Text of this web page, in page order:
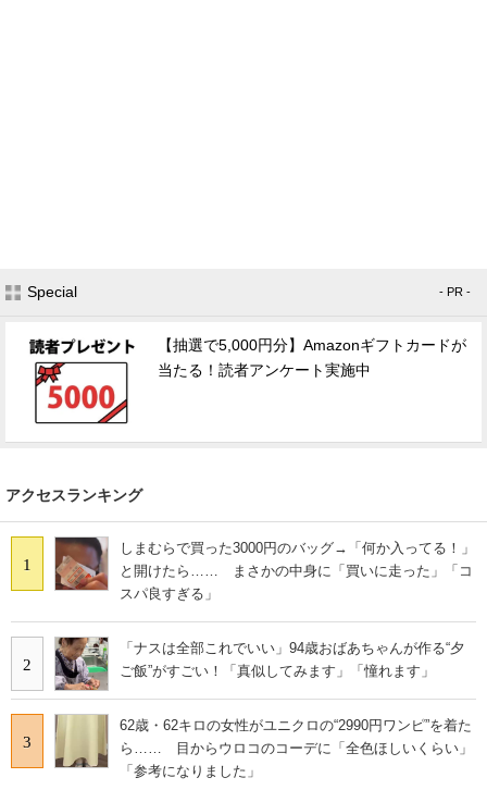
Special - PR -
【抽選で5,000円分】Amazonギフトカードが
当たる！読者アンケート実施中
アクセスランキング
1
しまむらで買った3000円のバッグ→「何か入ってる！」
と開けたら…… まさかの中身に「買いに走った」「コ
スパ良すぎる」
2
「ナスは全部これでいい」94歳おばあちゃんが作る“夕
ご飯”がすごい！「真似してみます」「憧れます」
3
62歳・62キロの女性がユニクロの“2990円ワンピ”を着た
ら…… 目からウロコのコーデに「全色ほしいくらい」
「参考になりました」